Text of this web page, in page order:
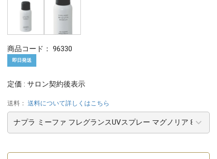
商品コード： 96330
即日発送
定価 : サロン契約後表示
送料： 送料について詳しくはこちら